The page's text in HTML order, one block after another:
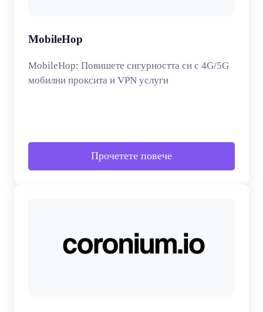
MobileHop
MobileHop: Повишете сигурността си с 4G/5G
мобилни проксита и VPN услуги
Прочетете повече